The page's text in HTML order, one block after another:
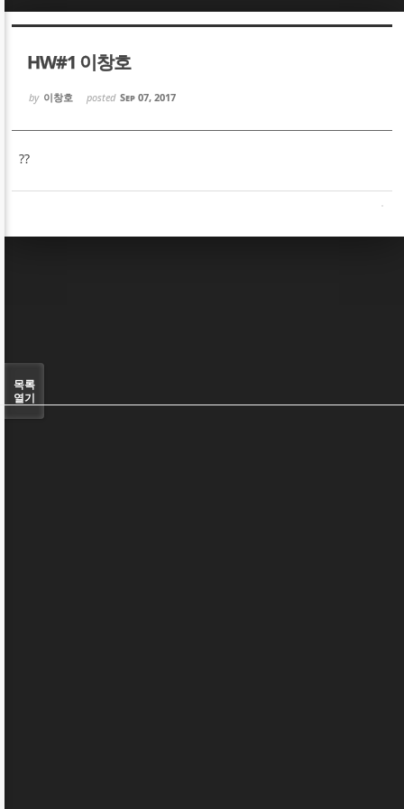
HW#1 이창호
by 이창호 posted Sep 07, 2017
??
목록
열기
Sketchbook5, 스케치북5
Sketchbook5, 스케치북5
Sketchbook5, 스케치북5
Sketchbook5, 스케치북5